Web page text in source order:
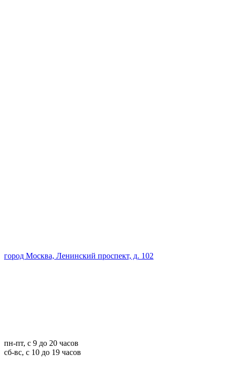
город Москва, Ленинский проспект, д. 102
пн-пт, с 9 до 20 часов
сб-вс, с 10 до 19 часов